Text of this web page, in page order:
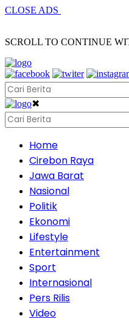
CLOSE ADS
SCROLL TO CONTINUE
✖
Home
Cirebon Raya
Jawa Barat
Nasional
Politik
Ekonomi
Lifestyle
Entertainment
Sport
Internasional
Pers Rilis
Video